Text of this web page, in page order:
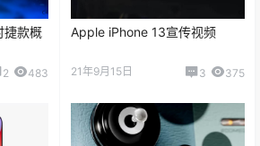
捷款概
2 483
Apple iPhone 13宣传视频
21年9月15日 3 375